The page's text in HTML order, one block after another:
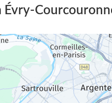
Évry-